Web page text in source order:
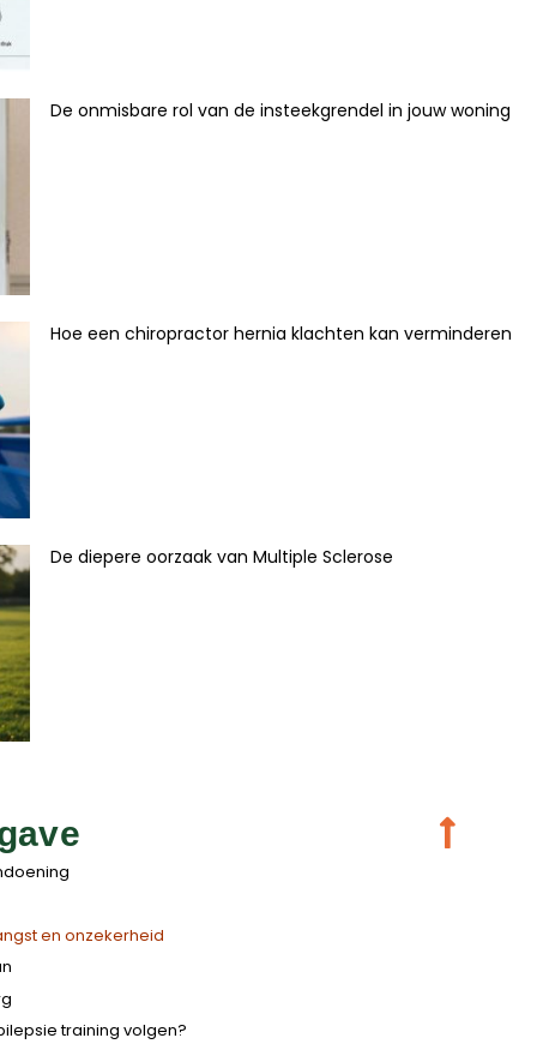
De onmisbare rol van de insteekgrendel in jouw woning
Hoe een chiropractor hernia klachten kan verminderen
De diepere oorzaak van Multiple Sclerose
en onzekerheid
training volgen?